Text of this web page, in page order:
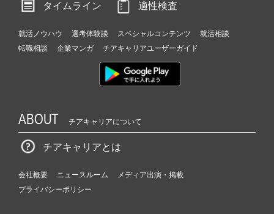
タイムライン
適性検査
就活ノウハウ 選考体験談 スペシャルコンテンツ
就活相談
転職相談
企業マンガ チアキャリアユーザーガイド
ABOUT チアキャリアについて
チアキャリアとは
会社概要 ニュースルーム
メディア出演・掲載
プライバシーポリシー